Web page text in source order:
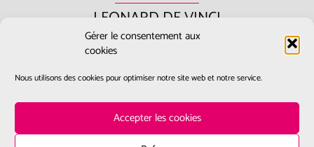
Gérer le consentement aux
cookies
Nous utilisons des cookies pour optimiser notre site web et notre service.
Accepter les cookies
LEONARD DE VINCI
Contactez-nous:accueil@ecoute-